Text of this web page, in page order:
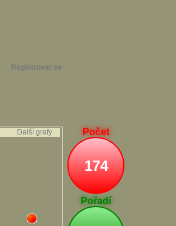
Další grafy
Registrovat se
Počet
174
Pořadí